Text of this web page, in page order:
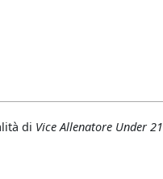
di Vice Allenatore Under 21